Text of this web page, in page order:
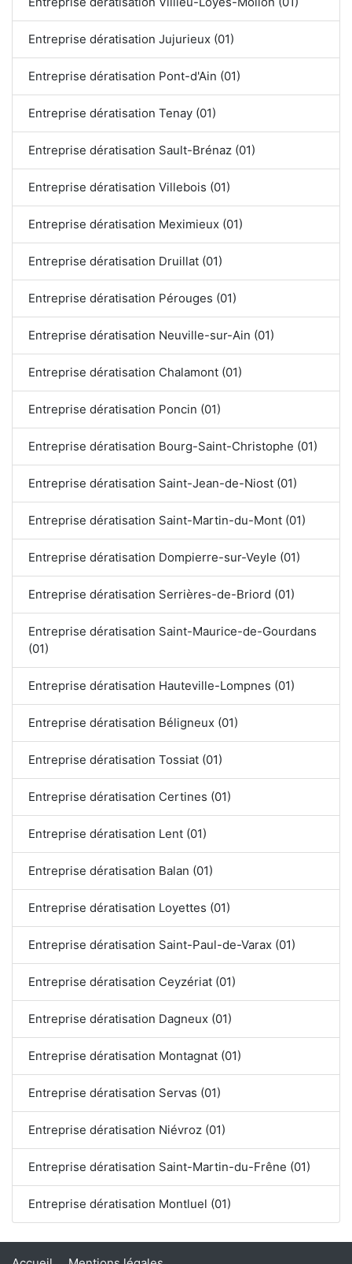
Entreprise dératisation Jujurieux (01)
Entreprise dératisation Pont-d'Ain (01)
Entreprise dératisation Tenay (01)
Entreprise dératisation Sault-Brénaz (01)
Entreprise dératisation Villebois (01)
Entreprise dératisation Meximieux (01)
Entreprise dératisation Druillat (01)
Entreprise dératisation Pérouges (01)
Entreprise dératisation Neuville-sur-Ain (01)
Entreprise dératisation Chalamont (01)
Entreprise dératisation Poncin (01)
Entreprise dératisation Bourg-Saint-Christophe (01)
Entreprise dératisation Saint-Jean-de-Niost (01)
Entreprise dératisation Saint-Martin-du-Mont (01)
Entreprise dératisation Dompierre-sur-Veyle (01)
Entreprise dératisation Serrières-de-Briord (01)
Entreprise dératisation Saint-Maurice-de-Gourdans
(01)
Entreprise dératisation Hauteville-Lompnes (01)
Entreprise dératisation Béligneux (01)
Entreprise dératisation Tossiat (01)
Entreprise dératisation Certines (01)
Entreprise dératisation Lent (01)
Entreprise dératisation Balan (01)
Entreprise dératisation Loyettes (01)
Entreprise dératisation Saint-Paul-de-Varax (01)
Entreprise dératisation Ceyzériat (01)
Entreprise dératisation Dagneux (01)
Entreprise dératisation Montagnat (01)
Entreprise dératisation Servas (01)
Entreprise dératisation Niévroz (01)
Entreprise dératisation Saint-Martin-du-Frêne (01)
Entreprise dératisation Montluel (01)